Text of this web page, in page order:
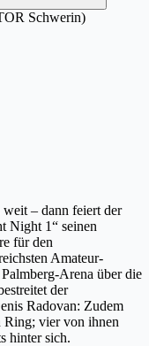
Schwerin)
– dann feiert der
Night 1“ seinen
für den
Amateur-
Arena über die
der
Radovan: Zudem
Ring; vier von ihnen
hinter sich.